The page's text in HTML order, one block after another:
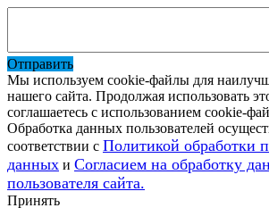
Отправить
Мы используем cookie-файлы для
нашего сайта. Продолжая использовать
соглашаетесь с использованием cookie-
Обработка данных пользователей
соответствии с Политикой обработки
данных и Согласием на обработку
пользователя сайта.
Принять